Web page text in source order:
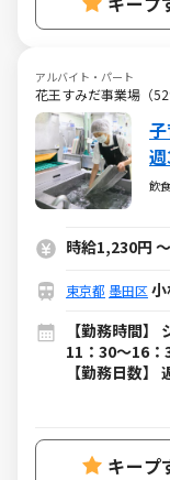
アルバイト・パート
花王すみだ事業場（
飲
時給1,230円 ～
東京都 墨田区
【勤務時間
11：30～16
【勤務日数
キープ